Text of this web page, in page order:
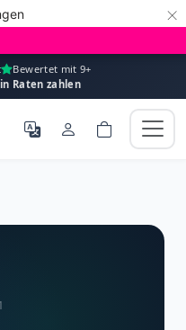
×
Bewertet mit 9+
Raten zahlen